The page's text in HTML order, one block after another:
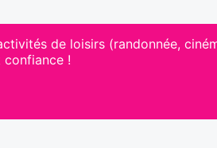
de loisirs (randonnée,
!